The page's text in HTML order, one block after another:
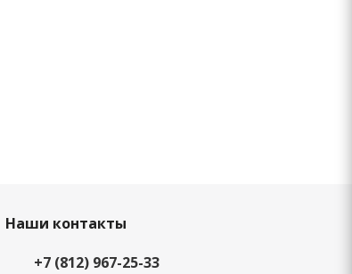
Наши контакты
+7 (812) 967-25-33